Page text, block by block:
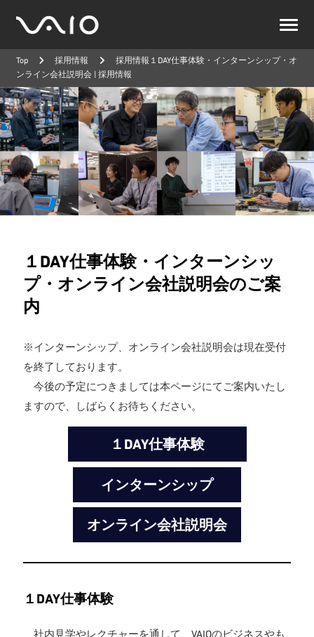
公
式
サ
イ
ト
Top 採用情報
採用情報１DAY仕事体験・インターンシップ・オ
ンライン会社説明会 | 採用情報
１DAY仕事体験・インターンシッ
プ・オンライン会社説明会のご案
内
※インターンシップ、オンライン会社説明会は現在受付
を終了しております。
今後の予定につきましては本ページにてご案内いたし
ますので、しばらくお待ちください。
１DAY仕事体験
インターンシップ
オンライン会社説明会
１DAY仕事体験
社内見学やレクチャーを通して、VAIOのビジネスやも